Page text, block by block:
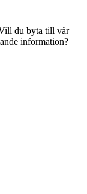
du byta till vår
information?